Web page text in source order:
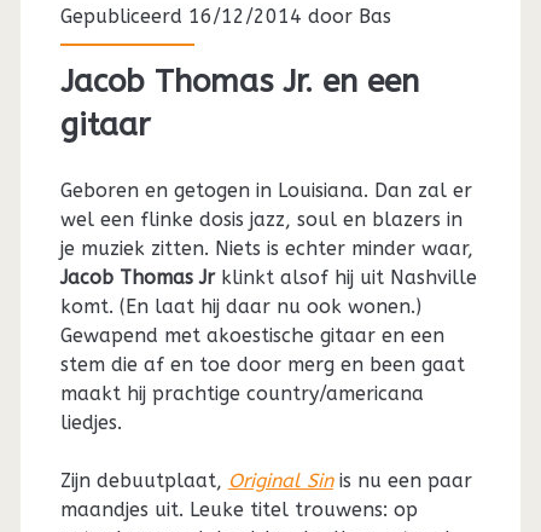
Gepubliceerd 16/12/2014 door Bas
Jacob Thomas Jr. en een
gitaar
Geboren en getogen in Louisiana. Dan zal er
wel een flinke dosis jazz, soul en blazers in
je muziek zitten. Niets is echter minder waar,
Jacob Thomas Jrklinkt alsof hij uit Nashville
komt. (En laat hij daar nu ook wonen.)
Gewapend met akoestische gitaar en een
stem die af en toe door merg en been gaat
maakt hij prachtige country/americana
liedjes.
Zijn debuutplaat, Original Sinis nu een paar
maandjes uit. Leuke titel trouwens: op